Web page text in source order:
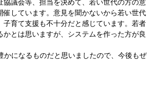
議会等、担当を決めて、若い世代の方の意
しています。意見を聞かないから若い世代
育て支援も不十分だと感じています。若者
とは思いますが、システムを作った方が良
になるものだと思いましたので、今後もぜ